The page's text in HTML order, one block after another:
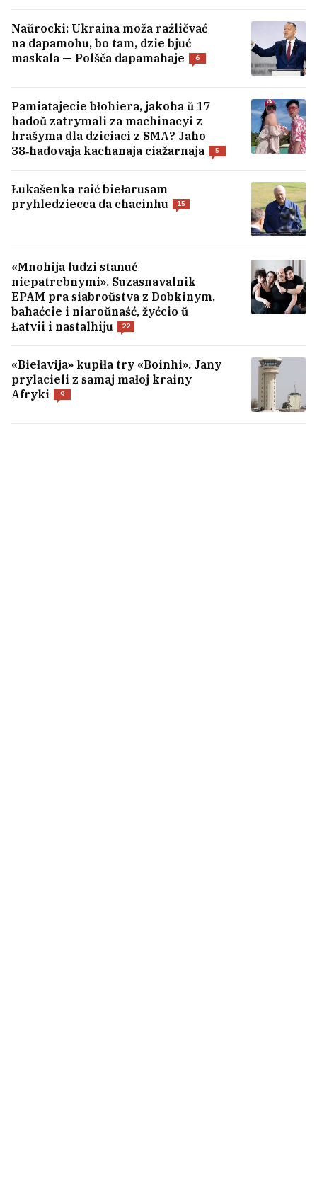
Naŭrocki: Ukraina moža raźličvać
na dapamohu, bo tam, dzie bjuć
maskala — Polšča dapamahaje
6
Pamiatajecie błohiera, jakoha ŭ 17
hadoŭ zatrymali za machinacyi z
hrašyma dla dziciaci z SMA? Jaho
38‑hadovaja kachanaja ciažarnaja
5
Łukašenka raić biełarusam
pryhledziecca da chacinhu
15
«Mnohija ludzi stanuć
niepatrebnymi». Suzasnavalnik
EPAM pra siabroŭstva z Dobkinym,
bahaćcie i niaroŭnaść, žyćcio ŭ
Łatvii i nastalhiju
22
«Biełavija» kupiła try «Boinhi». Jany
prylacieli z samaj małoj krainy
Afryki
9
BATE abvierh čutki pra prodaž Kapskim
kłuba
1